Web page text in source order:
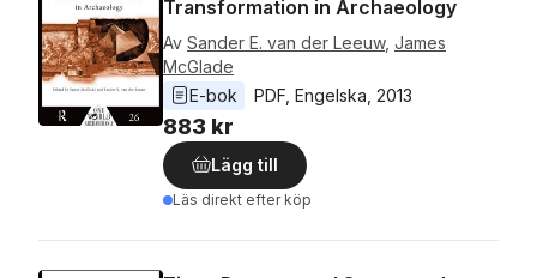
Transformation in Archaeology
Av Sander E. van der Leeuw, James
McGlade
E-bok
PDF Engelska 2013
883 kr
Lägg till
Läs direkt efter köp